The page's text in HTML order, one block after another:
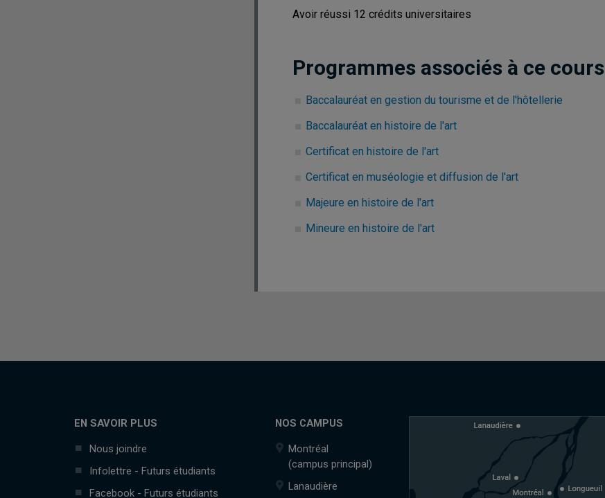
Avoir réussi 12 crédits universitaires
Programmes associés à ce cours
Baccalauréat en gestion du tourisme et de l'hôtellerie
Baccalauréat en histoire de l'art
Certificat en histoire de l'art
Certificat en muséologie et diffusion de l'art
Majeure en histoire de l'art
Mineure en histoire de l'art
EN SAVOIR PLUS
Nous joindre
Infolettre - Futurs étudiants
Facebook - Futurs étudiants
NOS CAMPUS
Montréal
(campus principal)
Lanaudière